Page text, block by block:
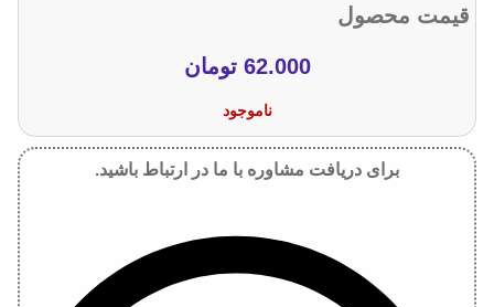
قیمت محصول
62.000 تومان
ناموجود
برای دریافت مشاوره با ما در ارتباط باشید.